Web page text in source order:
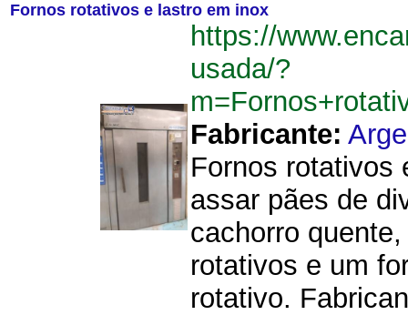
Fornos rotativos e lastro em inox
https://
usada/?
Fabricante:
Fornos rotativos
assar pães de
cachorro
rotativos e um
rotativo.